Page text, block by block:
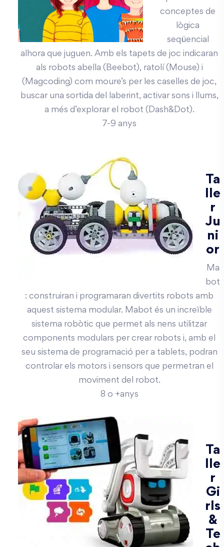
conceptes de
lògica
seqüencial
alhora que juguen. Amb els tapets de joc indicaran
als robots abella (Beebot), ratolí (Mouse) i
(Magcoding) com moure’s per les caselles de joc,
buscar una sortida del laberint, activar sons i llums,
a més d’explorar el robot (Dash&Dot).
7-9 anys
Ta
lle
r
Ju
ni
or
Ma
bot
: construiran i programaran divertits robots amb
aquest sistema modular. Mabot és un increïble
sistema robòtic que permet als nens utilitzar
components modulars per crear robots i, amb el
seu sistema de programació per a tablets, podran
controlar els motors i sensors que permetran el
moviment del robot.
8 o +anys
Ta
lle
r
Gi
rls
&
Te